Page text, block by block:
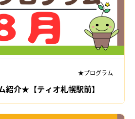
★プログラム
介★【ティオ札幌駅前】